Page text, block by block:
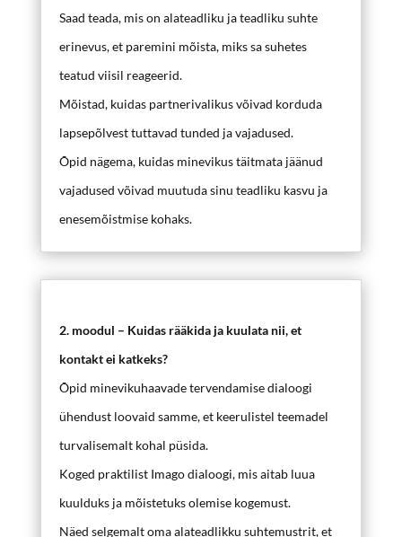
Saad teada, mis on alateadliku ja teadliku suhte
erinevus, et paremini mõista, miks sa suhetes
teatud viisil reageerid.
Mõistad, kuidas partnerivalikus võivad korduda
lapsepõlvest tuttavad tunded ja vajadused.
Õpid nägema, kuidas minevikus täitmata jäänud
vajadused võivad muutuda sinu teadliku kasvu ja
enesemõistmise kohaks.
2. moodul – Kuidas rääkida ja kuulata nii, et
kontakt ei katkeks?
Õpid minevikuhaavade tervendamise dialoogi
ühendust loovaid samme, et keerulistel teemadel
turvalisemalt kohal püsida.
Koged praktilist Imago dialoogi, mis aitab luua
kuulduks ja mõistetuks olemise kogemust.
Näed selgemalt oma alateadlikku suhtemustrit, et